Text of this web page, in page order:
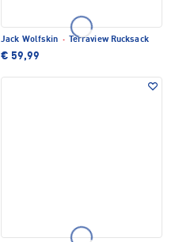
Jack Wolfskin · Terraview Rucksack
€ 59,99